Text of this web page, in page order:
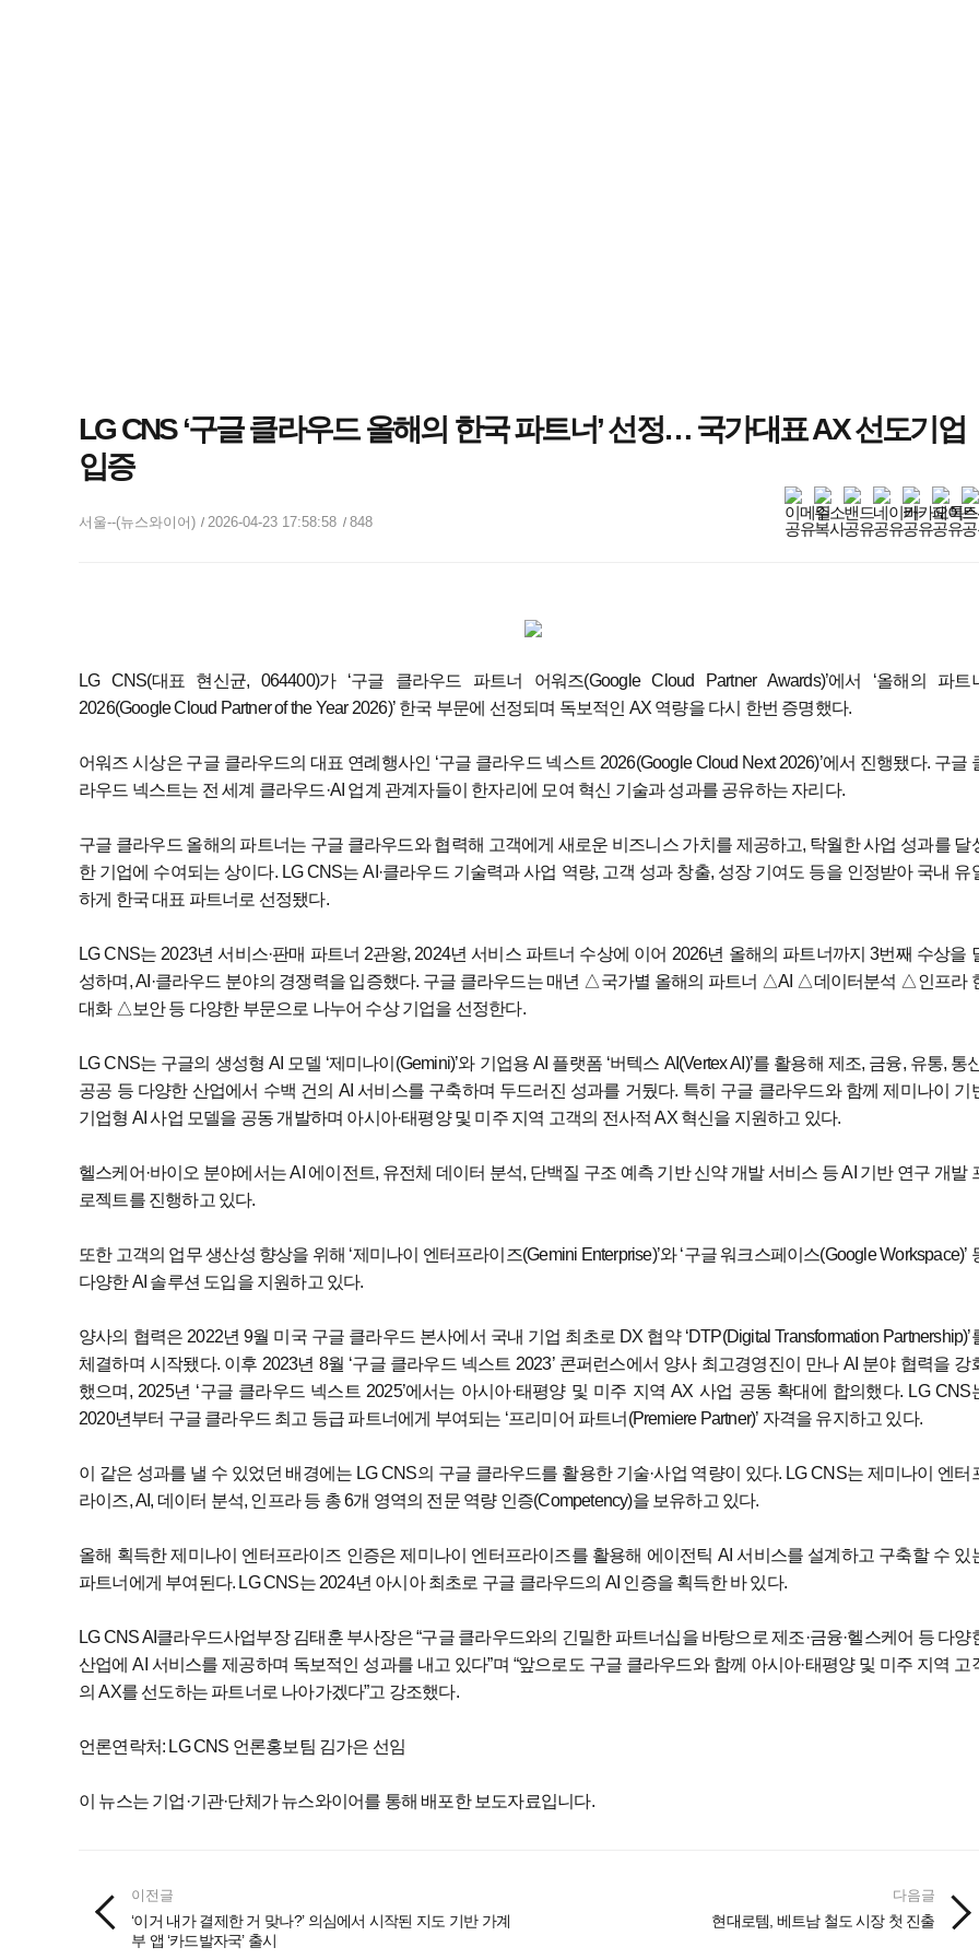
LG CNS ‘구글 클라우드 올해의 한국 파트너’ 선정… 국가대표 AX 선도기업
입증
서울--(뉴스와이어) 2026-04-23 17:58:58 848
LG CNS(대표 현신균, 064400)가 ‘구글 클라우드 파트너 어워즈(Google Cloud Partner Awards)’에서 ‘올해의 파트
2026(Google Cloud Partner of the Year 2026)’ 한국 부문에 선정되며 독보적인 AX 역량을 다시 한번 증명했다.
어워즈 시상은 구글 클라우드의 대표 연례행사인 ‘구글 클라우드 넥스트 2026(Google Cloud Next 2026)’에서 진행됐다. 구글
라우드 넥스트는 전 세계 클라우드·AI 업계 관계자들이 한자리에 모여 혁신 기술과 성과를 공유하는 자리다.
구글 클라우드 올해의 파트너는 구글 클라우드와 협력해 고객에게 새로운 비즈니스 가치를 제공하고, 탁월한 사업 성과를 달
한 기업에 수여되는 상이다. LG CNS는 AI·클라우드 기술력과 사업 역량, 고객 성과 창출, 성장 기여도 등을 인정받아 국내 유
하게 한국 대표 파트너로 선정됐다.
LG CNS는 2023년 서비스·판매 파트너 2관왕, 2024년 서비스 파트너 수상에 이어 2026년 올해의 파트너까지 3번째 수상을
성하며, AI·클라우드 분야의 경쟁력을 입증했다. 구글 클라우드는 매년 △국가별 올해의 파트너 △AI △데이터분석 △인프라
대화 △보안 등 다양한 부문으로 나누어 수상 기업을 선정한다.
LG CNS는 구글의 생성형 AI 모델 ‘제미나이(Gemini)’와 기업용 AI 플랫폼 ‘버텍스 AI(Vertex AI)’를 활용해 제조, 금융, 유통, 통
공공 등 다양한 산업에서 수백 건의 AI 서비스를 구축하며 두드러진 성과를 거뒀다. 특히 구글 클라우드와 함께 제미나이 기
기업형 AI 사업 모델을 공동 개발하며 아시아·태평양 및 미주 지역 고객의 전사적 AX 혁신을 지원하고 있다.
헬스케어·바이오 분야에서는 AI 에이전트, 유전체 데이터 분석, 단백질 구조 예측 기반 신약 개발 서비스 등 AI 기반 연구 개발
로젝트를 진행하고 있다.
또한 고객의 업무 생산성 향상을 위해 ‘제미나이 엔터프라이즈(Gemini Enterprise)’와 ‘구글 워크스페이스(Google Workspace)’
다양한 AI 솔루션 도입을 지원하고 있다.
양사의 협력은 2022년 9월 미국 구글 클라우드 본사에서 국내 기업 최초로 DX 협약 ‘DTP(Digital Transformation Partnership)’
체결하며 시작됐다. 이후 2023년 8월 ‘구글 클라우드 넥스트 2023’ 콘퍼런스에서 양사 최고경영진이 만나 AI 분야 협력을 강
했으며, 2025년 ‘구글 클라우드 넥스트 2025’에서는 아시아·태평양 및 미주 지역 AX 사업 공동 확대에 합의했다. LG CNS
2020년부터 구글 클라우드 최고 등급 파트너에게 부여되는 ‘프리미어 파트너(Premiere Partner)’ 자격을 유지하고 있다.
이 같은 성과를 낼 수 있었던 배경에는 LG CNS의 구글 클라우드를 활용한 기술·사업 역량이 있다. LG CNS는 제미나이 엔터
라이즈, AI, 데이터 분석, 인프라 등 총 6개 영역의 전문 역량 인증(Competency)을 보유하고 있다.
올해 획득한 제미나이 엔터프라이즈 인증은 제미나이 엔터프라이즈를 활용해 에이전틱 AI 서비스를 설계하고 구축할 수 있
파트너에게 부여된다. LG CNS는 2024년 아시아 최초로 구글 클라우드의 AI 인증을 획득한 바 있다.
LG CNS AI클라우드사업부장 김태훈 부사장은 “구글 클라우드와의 긴밀한 파트너십을 바탕으로 제조·금융·헬스케어 등 다양
산업에 AI 서비스를 제공하며 독보적인 성과를 내고 있다”며 “앞으로도 구글 클라우드와 함께 아시아·태평양 및 미주 지역 고
의 AX를 선도하는 파트너로 나아가겠다”고 강조했다.
언론연락처: LG CNS 언론홍보팀 김가은 선임
이 뉴스는 기업·기관·단체가 뉴스와이어를 통해 배포한 보도자료입니다.
이전글
‘이거 내가 결제한 거 맞나?’ 의심에서 시작된 지도 기반 가계
부 앱 ‘카드발자국’ 출시
다음글
현대로템, 베트남 철도 시장 첫 진출